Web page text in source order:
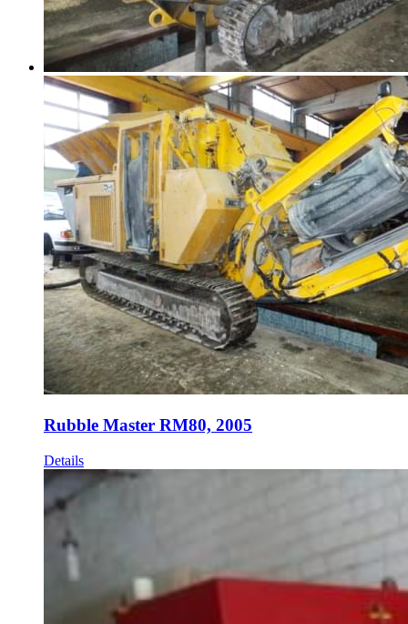
Rubble Master RM80, 2005
Details